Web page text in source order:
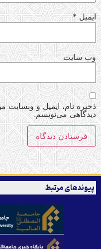
ایمیل*
وب‌ سایت
ذخیره نام، ایمیل و وبسایت
دیدگاهی می‌نویسم.
پیوندهای مرتبط